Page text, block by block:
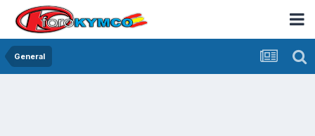
General